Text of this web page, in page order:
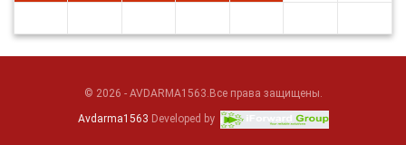
© 2026 - AVDARMA1563.Все права защищены.
Avdarma1563 Developed by